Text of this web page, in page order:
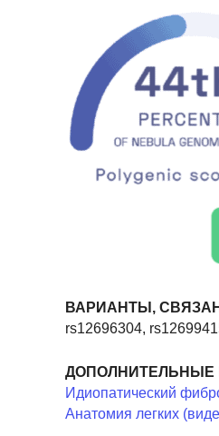
ВАРИАНТЫ,
rs12696304,
ДОПОЛНИТЕЛЬНЫЕ
Идиопатический
Анатомия легких